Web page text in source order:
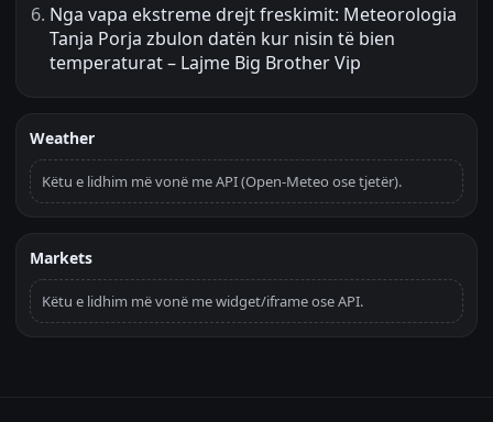
Nga vapa ekstreme drejt freskimit: Meteorologia
Tanja Porja zbulon datën kur nisin të bien
temperaturat – Lajme Big Brother Vip
Weather
Këtu e lidhim më vonë me API (Open-Meteo ose tjetër).
Markets
Këtu e lidhim më vonë me widget/iframe ose API.